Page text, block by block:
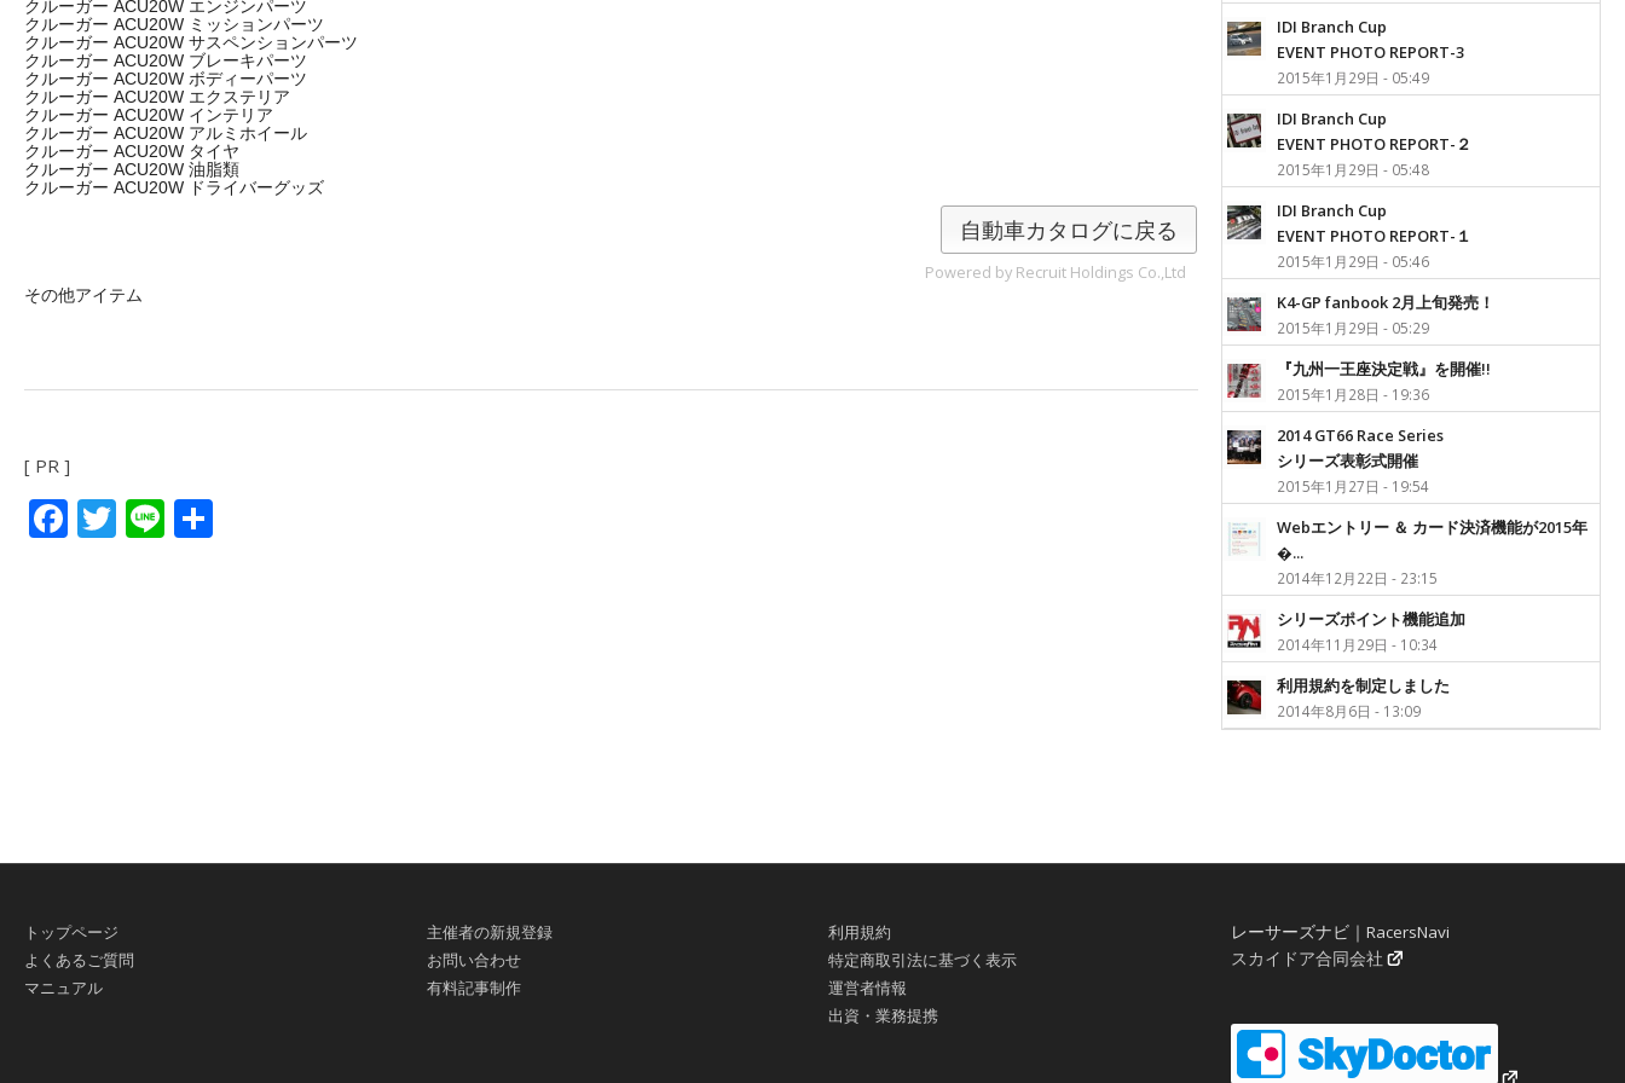
クルーガー ACU20W エンジンパーツ
クルーガー ACU20W ミッションパーツ
クルーガー ACU20W サスペンションパーツ
クルーガー ACU20W ブレーキパーツ
クルーガー ACU20W ボディーパーツ
クルーガー ACU20W エクステリア
クルーガー ACU20W インテリア
クルーガー ACU20W アルミホイール
クルーガー ACU20W タイヤ
クルーガー ACU20W 油脂類
クルーガー ACU20W ドライバーグッズ
自動車カタログに戻る
Powered by Recruit Holdings Co.,Ltd
その他アイテム
[ PR ]
Facebook
Twitter
Line
IDI Branch Cup
EVENT PHOTO REPORT-3
2015年1月29日 - 05:49
IDI Branch Cup
EVENT PHOTO REPORT-２
2015年1月29日 - 05:48
IDI Branch Cup
EVENT PHOTO REPORT-１
2015年1月29日 - 05:46
K4-GP fanbook 2月上旬発売！
2015年1月29日 - 05:29
『九州一王座決定戦』を開催!!
2015年1月28日 - 19:36
2014 GT66 Race Series
シリーズ表彰式開催
2015年1月27日 - 19:54
Webエントリー ＆ カード決済機能が2015年
�...
2014年12月22日 - 23:15
シリーズポイント機能追加
2014年11月29日 - 10:34
利用規約を制定しました
2014年8月6日 - 13:09
トップページ
よくあるご質問
マニュアル
主催者の新規登録
お問い合わせ
有料記事制作
利用規約
特定商取引法に基づく表示
運営者情報
出資・業務提携
レーサーズナビ｜RacersNavi
スカイドア合同会社